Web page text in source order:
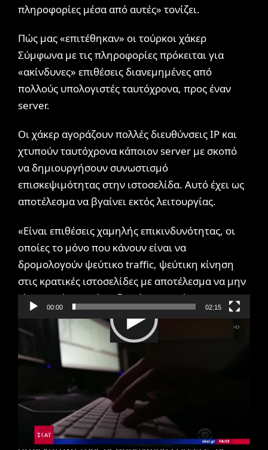
πληροφορίες μέσα από αυτές» τονίζει.
Πώς μας «επιτέθηκαν» οι τούρκοι χάκερ
Σύμφωνα με τις πληροφορίες πρόκειται για
«ακίνδυνες» επιθέσεις διανεμημένες από
πολλούς υπολογιστές ταυτόχρονα, προς έναν
server.
Οι χάκερ αγοράζουν πολλές διευθύνσεις IP και
χτυπούν ταυτόχρονα κάποιον server με σκοπό
να δημιουργήσουν συνωστισμό
επισκεψιμότητας στην ιστοσελίδα. Αυτό έχει ως
αποτέλεσμα να βγαίνει εκτός λειτουργίας.
«Είναι επιθέσεις χαμηλής επικινδυνότητας, οι
οποίες το μόνο που κάνουν είναι να
δρομολογούν ψεύτικο traffic, ψεύτικη κίνηση
στις κρατικές ιστοσελίδες με αποτέλεσμα να μην
είναι αυτές ορατές» εξηγεί ο κ. Κασίμης.
Πρόγραμμα
Αναπαραγωγής
Βίντεο
00:00 02:15
Ετοιμάζουν νέα
απάντηση
οι Anonymous Greece
Τα στοιχεία των Τούρκων χάκερ που επιτέθηκαν
το βράδυ της Πέμπτης σε ιστοσελίδες
υπουργείων της Ελλάδας ισχυρίζονται πως έχουν